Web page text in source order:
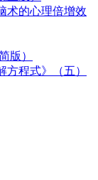
术的心理倍增效
版）
程式》（五）